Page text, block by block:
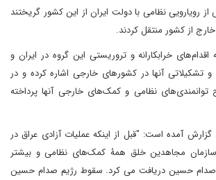
رویارویی نظامی با دولت ایران از این کشور گریختند
از کشور منتقل کردند.
خرابکارانه و تروریستی این گروه در ایران و
تشکیلاتی آنها در کشورهای خارجی اشاره کرده و در
نظامی و کمک‌های خارجی آنها پرداخته
آمده است: "قبل از اینکه عملیات آزادی عراق در
شود، سازمان مجاهدین خلق همۀ کمک‌های نظامی و بیشتر
صدام حسین دریافت می کرد. سقوط رژیم صدام حسین